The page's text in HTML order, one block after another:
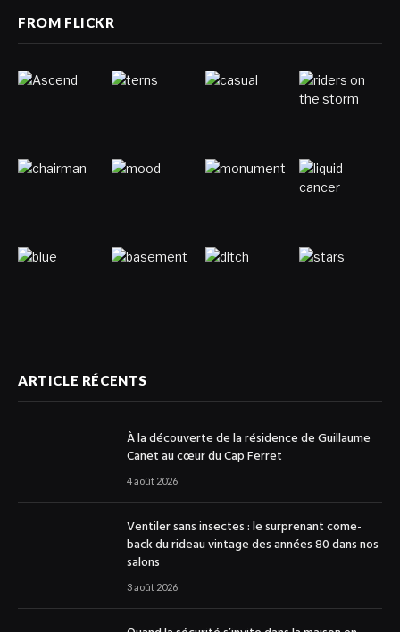
FROM FLICKR
ARTICLE RÉCENTS
À la découverte de la résidence de Guillaume
Canet au cœur du Cap Ferret
4 août 2026
Ventiler sans insectes : le surprenant come-
back du rideau vintage des années 80 dans nos
salons
3 août 2026